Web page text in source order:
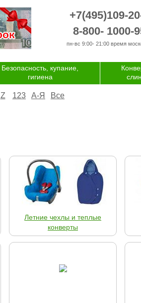
+7(495)109-
8-800- 1000-
пн-вс 9:00- 21:00 время
Безопасность, купание,
гигиена
Z 123 А-Я Все
Летние чехлы и теплые
конверты